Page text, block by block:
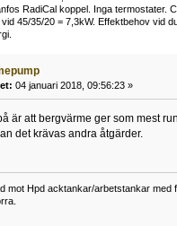
RadiCal koppel. Inga termostater.
45/35/20 = 7,3kW. Effektbehov vid
04 januari 2018, 09:56:23 »
är att bergvärme ger som mest
det krävas andra åtgärder.
mot Hpd acktankar/arbetstankar